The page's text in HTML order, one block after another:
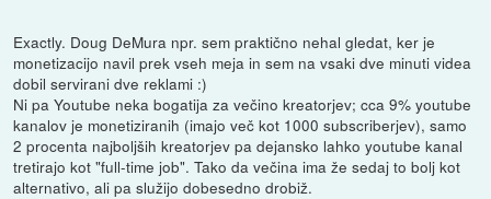
Exactly. Doug DeMura npr. sem praktično nehal gledat, ker je
monetizacijo navil prek vseh meja in sem na vsaki dve minuti videa
dobil servirani dve reklami :)
Ni pa Youtube neka bogatija za večino kreatorjev; cca 9% youtube
kanalov je monetiziranih (imajo več kot 1000 subscriberjev), samo
2 procenta najboljših kreatorjev pa dejansko lahko youtube kanal
tretirajo kot "full-time job". Tako da večina ima že sedaj to bolj kot
alternativo, ali pa služijo dobesedno drobiž.